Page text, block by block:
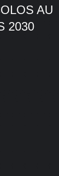
AU
2030